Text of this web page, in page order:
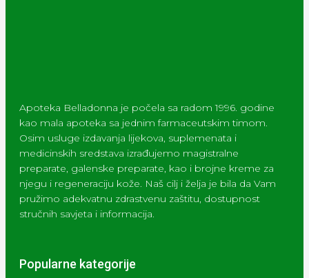
Apoteka Belladonna je počela sa radom 1996. godine
kao mala apoteka sa jednim farmaceutskim timom.
Osim usluge izdavanja lijekova, suplemenata i
medicinskih sredstava izrađujemo magistralne
preparate, galenske preparate, kao i brojne kreme za
njegu i regeneraciju kože. Naš cilj i želja je bila da Vam
pružimo adekvatnu zdrastvenu zaštitu, dostupnost
stručnih savjeta i informacija.
Popularne kategorije